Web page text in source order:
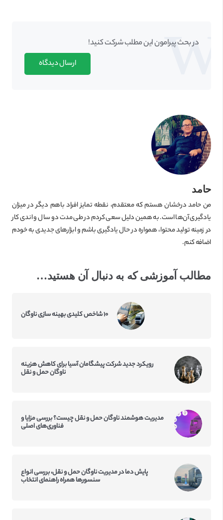
در بحث‌‌ پیرامون این مطلب شرکت کنید!
ارسال دیدگاه
حامد
من حامد درخشان هستم که معتقدم، نقطه تمایز افراد باهم دیگر در میزان
یادگیری آن‌ها است. به همین دلیل سعی کردم در طی مدت دو سال و اندی کار
در زمینه تولید محتوا، همواره در حال یادگیری باشم و ابزارهای جدیدی به خودم
اضافه کنم.
مطالب آموزشی که به دنبال آن هستید…
۱۰ شاخص کلیدی بهینه سازی ناوگان
رویکرد جدید شرکت پیشگامان آسیا برای کاهش هزینه
ناوگان حمل و نقل
مدیریت هوشمند ناوگان حمل و نقل چیست؟ بررسی مزایا و
فناوری‌های اصلی
پایش دما در مدیریت ناوگان حمل و نقل، بررسی انواع
سنسورها همراه راهنمای انتخاب